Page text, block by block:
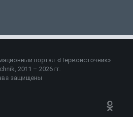
портал «Первоисточник»
2011 – 2026 гг.
защищены